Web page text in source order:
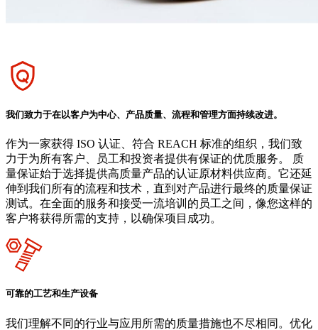
我们致力于在以客户为中心、产品质量、流程和管理方面持续改进。
作为一家获得 ISO 认证、符合 REACH 标准的组织，我们致
力于为所有客户、员工和投资者提供有保证的优质服务。 质
量保证始于选择提供高质量产品的认证原材料供应商。它还延
伸到我们所有的流程和技术，直到对产品进行最终的质量保证
测试。在全面的服务和接受一流培训的员工之间，像您这样的
客户将获得所需的支持，以确保项目成功。
可靠的工艺和生产设备
我们理解不同的行业与应用所需的质量措施也不尽相同。优化